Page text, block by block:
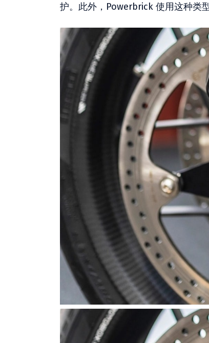
护。此外，Powerbrick 使用这种类